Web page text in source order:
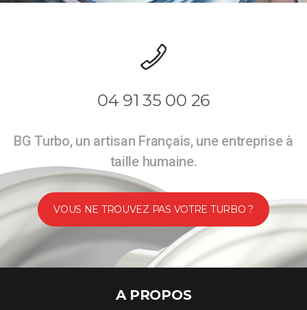
04 91 35 00 26
BG Turbo, un artisan Français, une entreprise à
taille humaine.
VOUS NE TROUVEZ PAS VOTRE TURBO ?
A PROPOS